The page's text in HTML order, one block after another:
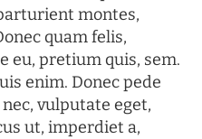
montes,
quam felis,
eu, pretium quis, sem.
enim. Donec pede
vulputate eget,
ut, imperdiet a,